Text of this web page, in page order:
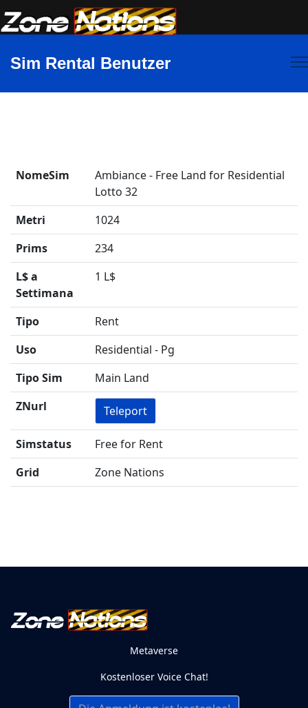
Sim Rental Benutzer
NomeSim
Ambiance - Free Land for Residential
Lotto 32
Metri
1024
Prims
234
L$ a
Settimana
1 L$
Tipo
Rent
Uso
Residential - Pg
Tipo Sim
Main Land
ZNurl
Teleport
Simstatus
Free for Rent
Grid
Zone Nations
Metaverse
Kostenloser Voice Chat!